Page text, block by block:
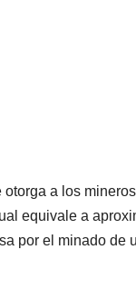
a los
equivale a
por el minado de